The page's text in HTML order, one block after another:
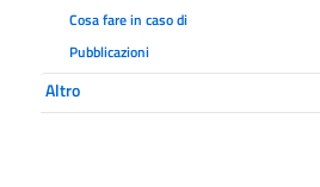
Cosa fare in caso di
Pubblicazioni
Altro